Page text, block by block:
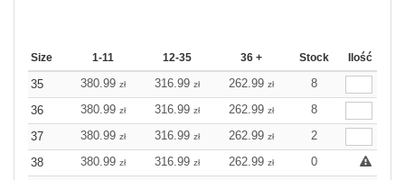
Size 1-11 12-35 36 + Stock Ilość
35 380.99 zł 316.99 zł 262.99 zł
8
36
380.99 zł 316.99 zł 262.99 zł
8
37
380.99 zł 316.99 zł 262.99 zł
2
38
380.99 zł 316.99 zł 262.99 zł
0